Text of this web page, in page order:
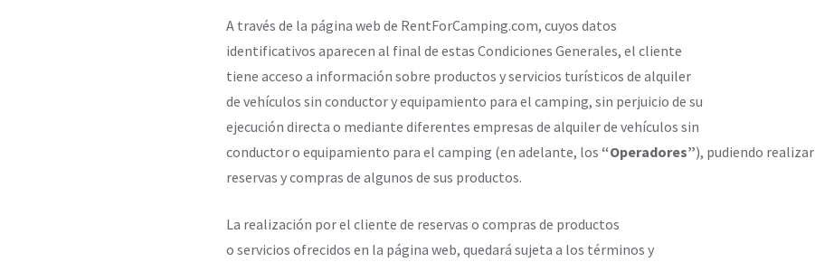
A través de la página web de RentForCamping.com, cuyos datos
identificativos aparecen al final de estas Condiciones Generales, el cliente
tiene acceso a información sobre productos y servicios turísticos de alquiler
de vehículos sin conductor y equipamiento para el camping, sin perjuicio de su
ejecución directa o mediante diferentes empresas de alquiler de vehículos sin
conductor o equipamiento para el camping (en adelante, los “Operadores”), pudiendo realizar
reservas y compras de algunos de sus productos.
La realización por el cliente de reservas o compras de productos
o servicios ofrecidos en la página web, quedará sujeta a los términos y